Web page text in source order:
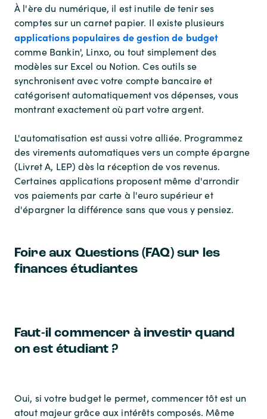
À l'ère du numérique, il est inutile de tenir ses
comptes sur un carnet papier. Il existe plusieurs
applications populaires de gestion de budget
comme Bankin', Linxo, ou tout simplement des
modèles sur Excel ou Notion. Ces outils se
synchronisent avec votre compte bancaire et
catégorisent automatiquement vos dépenses, vous
montrant exactement où part votre argent.
L'automatisation est aussi votre alliée. Programmez
des virements automatiques vers un compte épargne
(Livret A, LEP) dès la réception de vos revenus.
Certaines applications proposent même d'arrondir
vos paiements par carte à l'euro supérieur et
d'épargner la différence sans que vous y pensiez.
Foire aux Questions (FAQ) sur les
finances étudiantes
Faut-il commencer à investir quand
on est étudiant ?
Oui, si votre budget le permet, commencer tôt est un
atout majeur grâce aux intérêts composés. Même